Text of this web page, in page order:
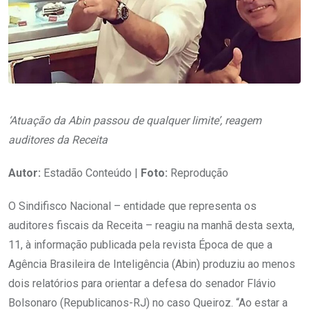
‘Atuação da Abin passou de qualquer limite’, reagem
auditores da Receita
Autor: Estadão Conteúdo | Foto: Reprodução
O Sindifisco Nacional – entidade que representa os
auditores fiscais da Receita – reagiu na manhã desta sexta,
11, à informação publicada pela revista Época de que a
Agência Brasileira de Inteligência (Abin) produziu ao menos
dois relatórios para orientar a defesa do senador Flávio
Bolsonaro (Republicanos-RJ) no caso Queiroz. “Ao estar a